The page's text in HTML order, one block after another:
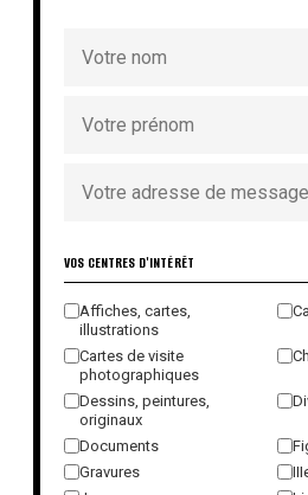
VOS CENTRES D'INTÉRÊT
Affiches, cartes,
illustrations
Cartes de visite
photographiques
Dessins, peintures,
originaux
Documents
Gravures